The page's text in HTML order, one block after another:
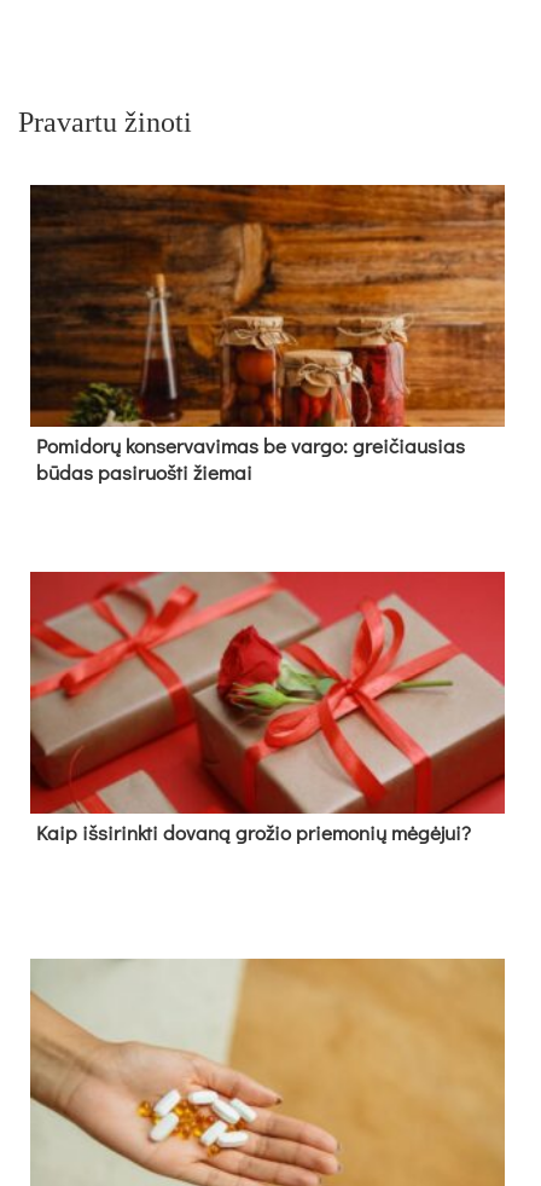
Pravartu žinoti
Pomidorų konservavimas be vargo: greičiausias
būdas pasiruošti žiemai
Kaip išsirinkti dovaną grožio priemonių mėgėjui?